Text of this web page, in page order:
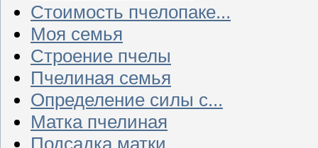
Стоимость пчелопаке...
Моя семья
Строение пчелы
Пчелиная семья
Определение силы с...
Матка пчелиная
Подсадка матки